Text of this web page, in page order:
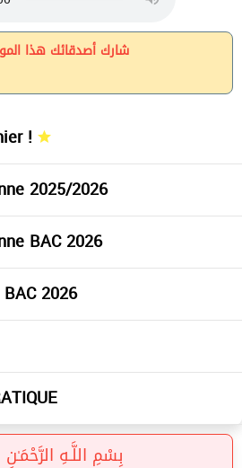
شارك أصدقائك هذا
!
2025/2026
BAC 2026
2026
بِسْمِ اللَّـهِ الرَّحْمَـٰنِ